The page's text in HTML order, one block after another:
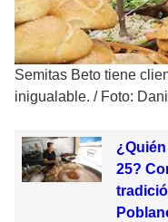
Semitas Beto tiene
inigualable. / Foto:
25?